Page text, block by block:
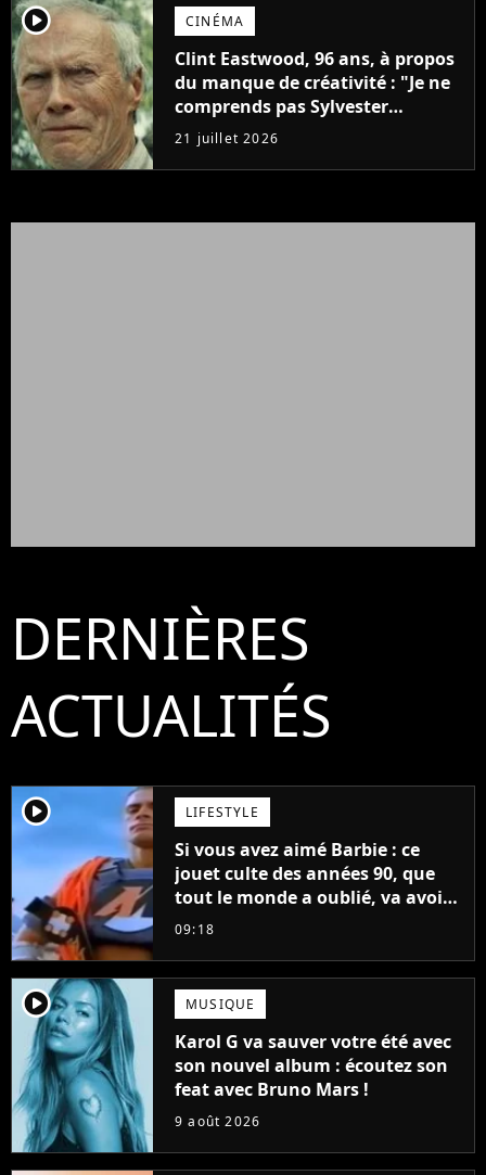
player2 CINÉMA
Clint Eastwood, 96 ans, à propos
du manque de créativité : "Je ne
comprends pas Sylvester
Stallone. J'ai l'impression qu'il ne
fait ça que pour l'argent"
21 juillet 2026
DERNIÈRES
ACTUALITÉS
player2 LIFESTYLE
Si vous avez aimé Barbie : ce
jouet culte des années 90, que
tout le monde a oublié, va avoir
un film
09:18
player2 MUSIQUE
Karol G va sauver votre été avec
son nouvel album : écoutez son
feat avec Bruno Mars !
9 août 2026